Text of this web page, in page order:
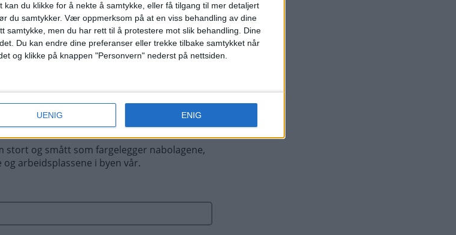
kan du klikke for å nekte å samtykke, eller få tilgang til mer detaljert
du samtykker. Vær oppmerksom på at en viss behandling av dine
samtykke, men du har rett til å protestere mot slik behandling. Dine
Du kan endre dine preferanser eller trekke tilbake samtykket når
og klikke på knappen "Personvern" nederst på nettsiden.
UENIG ENIG